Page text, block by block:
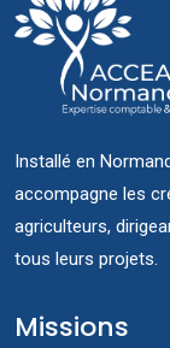
Installé en
accompagne les
agriculteurs,
tous leurs projets.
Missions